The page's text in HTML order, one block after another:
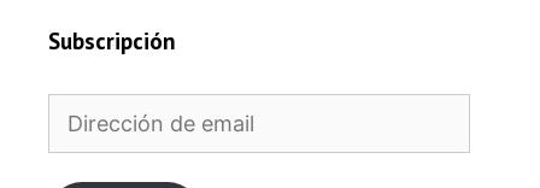
Subscripción
de